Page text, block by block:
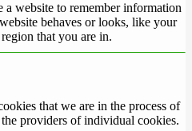
a website to remember information
behaves or looks, like your
that you are in.
that we are in the process of
providers of individual cookies.